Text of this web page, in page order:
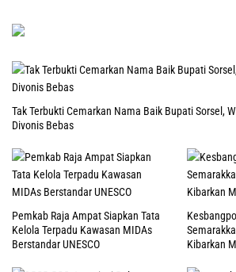
Tak Terbukti Cemarkan Nama Baik Bupati Sorsel,
Divonis Bebas
Pemkab Raja Ampat Siapkan Tata
Kelola Terpadu Kawasan MIDAs
Berstandar UNESCO
Kibarkan